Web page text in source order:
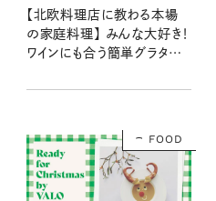
【北欧料理店に教わる本場
の家庭料理】 みんな大好き！
ワインにも合う簡単グラタン
FOOD